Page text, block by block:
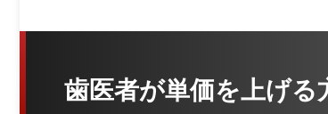
歯医者が単価を上げる